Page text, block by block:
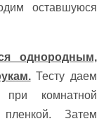
оставшуюся
однородным,
Тесту даем
комнатной
Затем